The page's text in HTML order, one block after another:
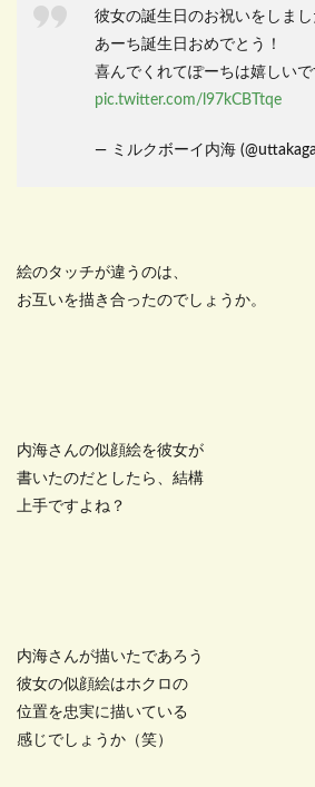
彼女の誕生日のお祝いをしまし
あーち誕生日おめでとう！
喜んでくれてぽーちは嬉しいで
pic.twitter.com/l97kCBTtqe
— ミルクボーイ内海
絵のタッチが違うのは、
お互いを描き合ったのでしょうか。
内海さんの似顔絵を彼女が
書いたのだとしたら、結構
上手ですよね？
内海さんが描いたであろう
彼女の似顔絵はホクロの
位置を忠実に描いている
感じでしょうか（笑）